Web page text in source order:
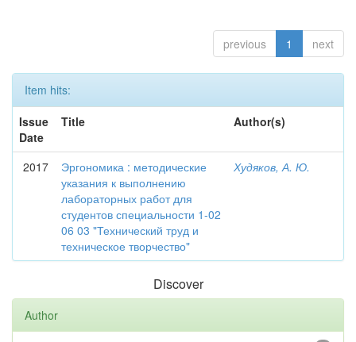
previous 1 next
Item hits:
Issue
Date
Title Author(s)
2017
Эргономика : методические
указания к выполнению
лабораторных работ для
студентов специальности 1-02
06 03 "Технический труд и
техническое творчество"
Худяков, А. Ю.
Discover
Author